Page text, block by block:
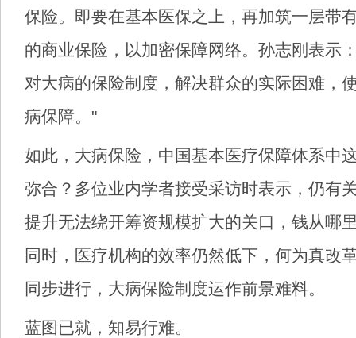
保险。即要在基本医保之上，再加筑一层带
的商业保险，以加密保障网络。孙志刚表示
对大病的保险制度，解决群众的实际困难，
病保障。"
如此，大病保险，中国基本医疗保障体系中
弥合？多位业内学者接受采访时表示，仍有
提升无法绕开筹资规模扩大的关口，钱从哪
同时，医疗机构的效率仍然低下，何为真改
同步进行，大病保险制度运作前景难料。
蓝图已就，知易行难。